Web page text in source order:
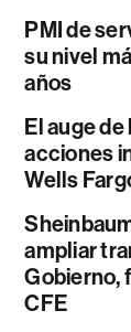
PMI de
su nivel
años
El auge de
acciones
Wells
ampliar
Gobierno,
CFE